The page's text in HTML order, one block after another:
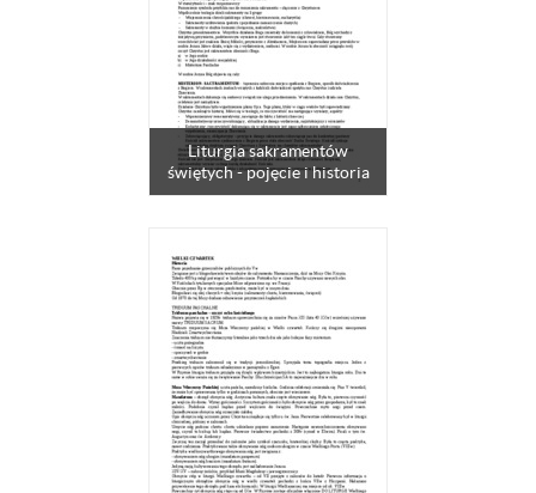
Liturgia sakramentów
świętych - pojęcie i historia